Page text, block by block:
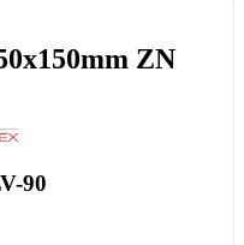
ZN
90